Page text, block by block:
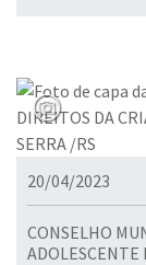
20/04/2023
CONSELHO
ADOLESCENTE